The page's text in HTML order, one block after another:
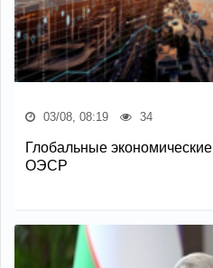
03/08, 08:19 34
Глобальные
ОЭСР